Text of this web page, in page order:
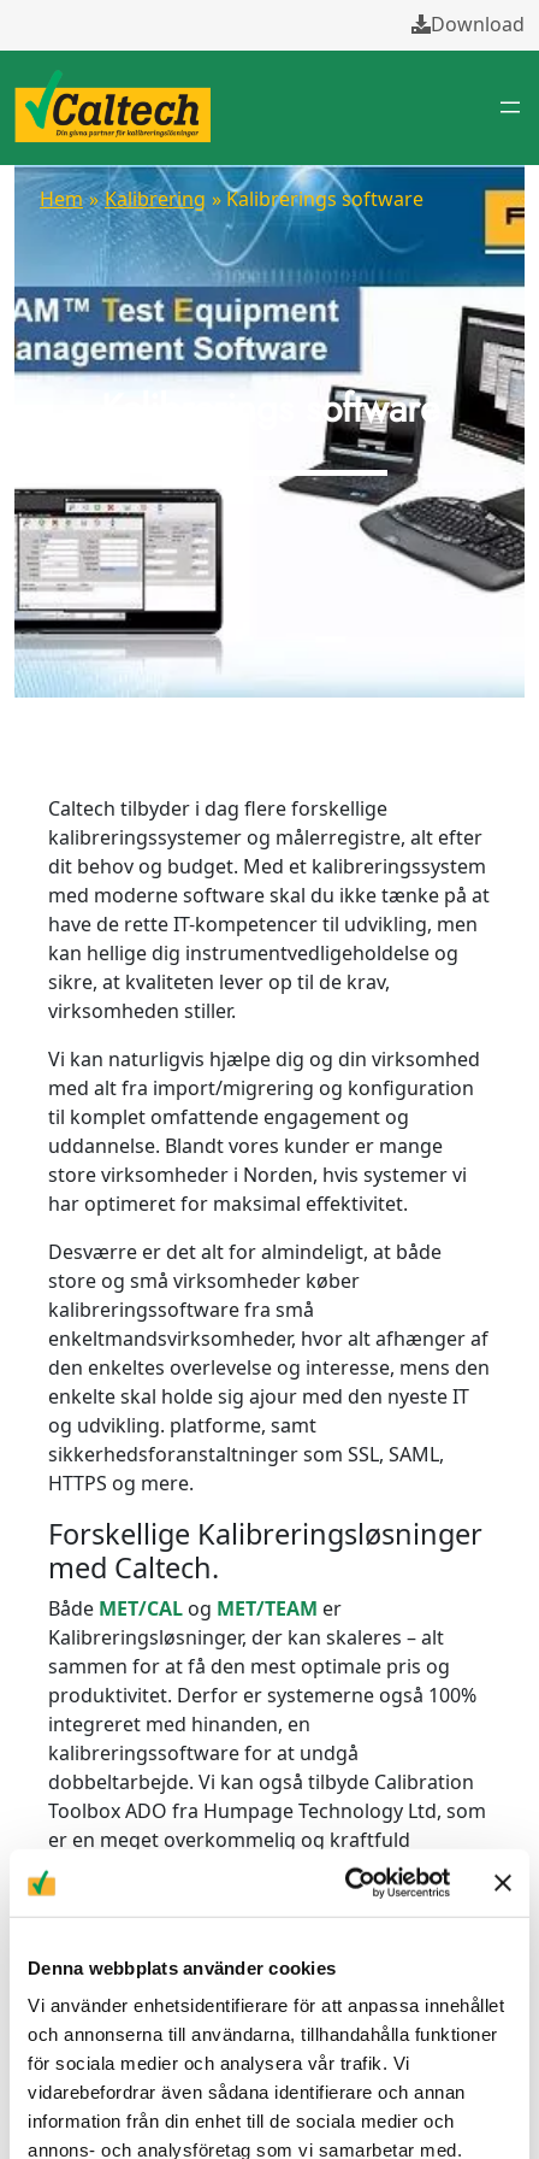
Denna webbplats använder cookies
Vi använder enhetsidentifierare för att anpassa innehållet
och annonserna till användarna, tillhandahålla funktioner
för sociala medier och analysera vår trafik. Vi
vidarebefordrar även sådana identifierare och annan
information från din enhet till de sociala medier och
annons- och analysföretag som vi samarbetar med.
Download
Hem » Kalibrering » Kalibrerings software
Kalibrerings software
Caltech tilbyder i dag flere forskellige
kalibreringssystemer og målerregistre, alt efter
dit behov og budget. Med et kalibreringssystem
med moderne software skal du ikke tænke på at
have de rette IT-kompetencer til udvikling, men
kan hellige dig instrumentvedligeholdelse og
sikre, at kvaliteten lever op til de krav,
virksomheden stiller.
Vi kan naturligvis hjælpe dig og din virksomhed
med alt fra import/migrering og konfiguration
til komplet omfattende engagement og
uddannelse. Blandt vores kunder er mange
store virksomheder i Norden, hvis systemer vi
har optimeret for maksimal effektivitet.
Desværre er det alt for almindeligt, at både
store og små virksomheder køber
kalibreringssoftware fra små
enkeltmandsvirksomheder, hvor alt afhænger af
den enkeltes overlevelse og interesse, mens den
enkelte skal holde sig ajour med den nyeste IT
og udvikling. platforme, samt
sikkerhedsforanstaltninger som SSL, SAML,
HTTPS og mere.
Forskellige Kalibreringsløsninger
med Caltech.
Både MET/CAL og MET/TEAM er
Kalibreringsløsninger, der kan skaleres – alt
sammen for at få den mest optimale pris og
produktivitet. Derfor er systemerne også 100%
integreret med hinanden, en
kalibreringssoftware for at undgå
dobbeltarbejde. Vi kan også tilbyde Calibration
Toolbox ADO fra Humpage Technology Ltd, som
er en meget overkommelig og kraftfuld
udviklings- og kalibreringssoftware. Læs mere
om de forskellige løsninger nedenfor.
kalibreringssystem eller måleregister? Kontakt
os, så hjælper vi dig!
MET/CAL.
MET/CAL har været for kalibreringslaboratorier i
over 25 år og er endda anbefalet i nogle
standarder. Det er en åben platform, der giver